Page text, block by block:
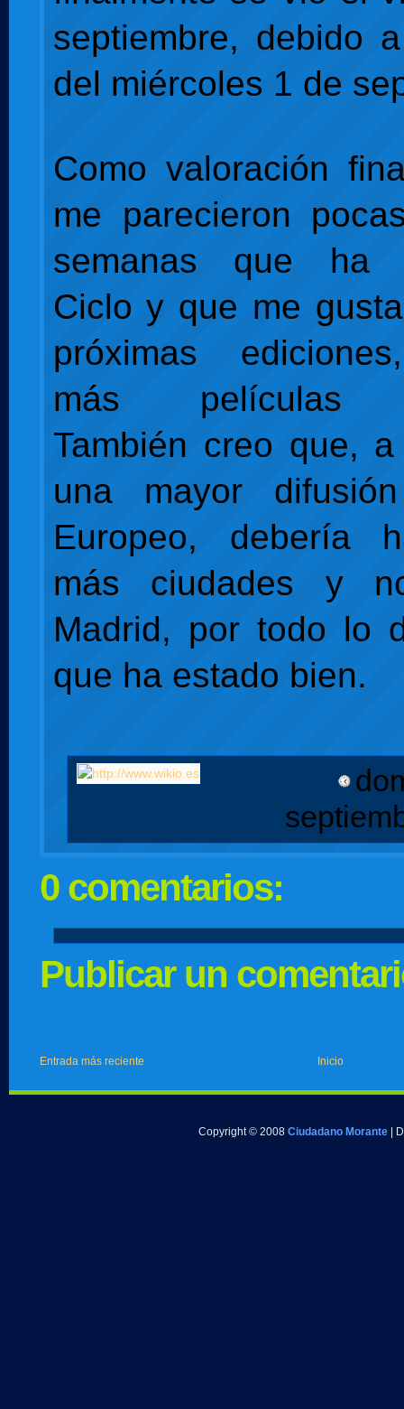
septiembre, debido
del miércoles 1 de
Como valoración
me parecieron
semanas que ha
Ciclo y que me
próximas
más películas
También creo que,
una mayor
Europeo, debería
más ciudades y
Madrid, por todo lo
que ha estado bien.
0 comentarios:
Publicar un
Entrada más reciente Inicio
Copyright © 2008 Ciudadano Morante |